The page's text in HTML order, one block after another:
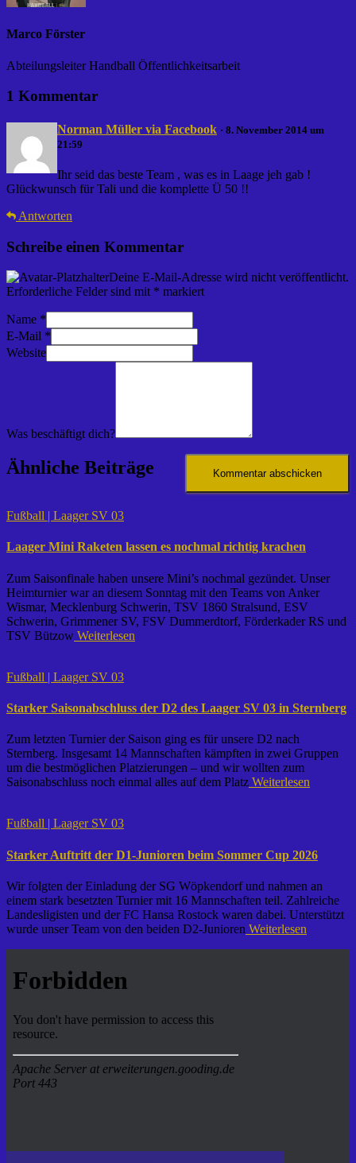
Marco Förster
Abteilungsleiter Handball Öffentlichkeitsarbeit
1 Kommentar
Norman Müller via Facebook · 8. November 2014 um
21:59
Ihr seid das beste Team , was es in Laage jeh gab !
Glückwunsch für Tali und die komplette Ü 50 !!
Antworten
Schreibe einen Kommentar
Deine E-Mail-Adresse wird nicht veröffentlicht.
Erforderliche Felder sind mit * markiert
Name *
E-Mail *
Website
Was beschäftigt dich?
Ähnliche Beiträge
Fußball | Laager SV 03
Laager Mini Raketen lassen es nochmal richtig krachen
Zum Saisonfinale haben unsere Mini’s nochmal gezündet. Unser
Heimturnier war an diesem Sonntag mit den Teams von Anker
Wismar, Mecklenburg Schwerin, TSV 1860 Stralsund, ESV
Schwerin, Grimmener SV, FSV Dummerdtorf, Förderkader RS und
TSV Bützow Weiterlesen
Fußball | Laager SV 03
Starker Saisonabschluss der D2 des Laager SV 03 in Sternberg
Zum letzten Turnier der Saison ging es für unsere D2 nach
Sternberg. Insgesamt 14 Mannschaften kämpften in zwei Gruppen
um die bestmöglichen Platzierungen – und wir wollten zum
Saisonabschluss noch einmal alles auf dem Platz Weiterlesen
Fußball | Laager SV 03
Starker Auftritt der D1-Junioren beim Sommer Cup 2026
Wir folgten der Einladung der SG Wöpkendorf und nahmen an
einem stark besetzten Turnier mit 16 Mannschaften teil. Zahlreiche
Landesligisten und der FC Hansa Rostock waren dabei. Unterstützt
wurde unser Team von den beiden D2-Junioren Weiterlesen